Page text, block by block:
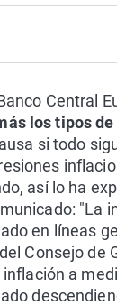
Central
los tipos de
si todo
así lo ha
"La
en líneas
Consejo de
a